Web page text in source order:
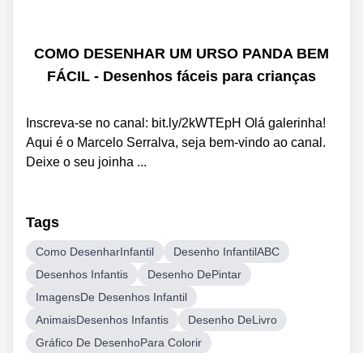
COMO DESENHAR UM URSO PANDA BEM
FÁCIL - Desenhos fáceis para crianças
Inscreva-se no canal: bit.ly/2kWTEpH Olá galerinha!
Aqui é o Marcelo Serralva, seja bem-vindo ao canal.
Deixe o seu joinha ...
Tags
Como DesenharInfantil
Desenho InfantilABC
Desenhos Infantis
Desenho DePintar
ImagensDe Desenhos Infantil
AnimaisDesenhos Infantis
Desenho DeLivro
Gráfico De DesenhoPara Colorir